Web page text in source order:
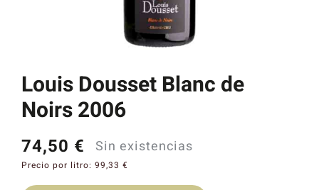
Louis Dousset Blanc de
Noirs 2006
74,50 € Sin existencias
Precio por litro: 99,33 €